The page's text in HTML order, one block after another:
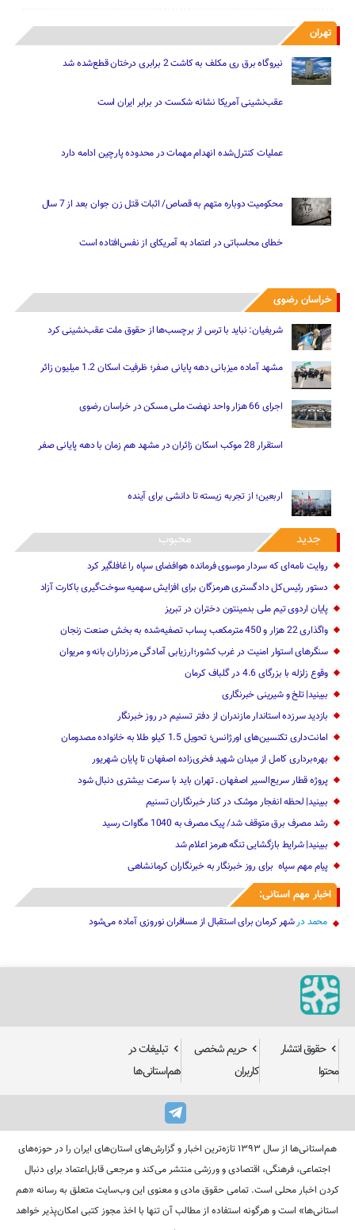
تهران
نیروگاه برق ری مکلف به کاشت 2 برابری درختان قطع‌شده شد
عقب‌نشینی آمریکا نشانه شکست در برابر ایران است
شریفیان: نباید با ترس از برچسب‌ها از حقوق ملت عقب‌نشینی کرد
مشهد آماده میزبانی دهه پایانی صفر؛ ظرفیت اسکان 1.2 میلیون زائر
اجرای 66 هزار واحد نهضت ملی مسکن در خراسان رضوی
استقرار 28 موکب اسکان زائران در مشهد هم زمان با دهه پایانی صفر
اربعین؛ از تجربه زیسته تا دانشی برای آینده
جدید محبوب
روایت نامه‌ای که سردار موسوی فرمانده هوافضای سپاه را غافلگیر کرد
دستور رئیس‌کل دادگستری هرمزگان برای افزایش سهمیه سوخت‌گیری باکارت آزاد
پایان اردوی تیم ملی بدمینتون دختران در تبریز
واگذاری 22 هزار و 450 مترمکعب ‌پساب تصفیه‌شده به بخش صنعت زنجان
سنگرهای استوار امنیت در غرب کشور؛ارزیابی آمادگی مرزداران بانه و مریوان
وقوع زلزله با بزرگای 4.6 در گلباف کرمان
ببینید| تلخ و شیرینی خبرنگاری
بازدید سرزده ‌استاندار مازندران از دفتر تسنیم ‌در روز خبرنگار
امانت‌داری تکنسین‌های اورژانس؛ تحویل 1.5 کیلو طلا به خانواده مصدومان
بهره‌برداری کامل از میدان شهید فخری‌زاده اصفهان تا پایان شهریور
پروژه قطار سریع‌السیر اصفهان ـ تهران باید با سرعت بیشتری دنبال شود
ببینید| لحظه انفجار موشک‌ در کنار خبرنگاران تسنیم
رشد مصرف برق متوقف شد/ پیک مصرف به 1040 مگاوات رسید
ببینید| شرایط بازگشایی تنگه هرمز اعلام شد
پیام مهم ‌سپاه ‌ برای روز خبرنگار ‌به خبرنگاران کرمانشاهی
اخبار مهم استانی:
محمددرشهر کرمان برای استقبال از مسافران نوروزی آماده می‌شود
حقوق انتشار
هم‌استانی‌ها از سال ۱۳۹۳ تازه‌ترین اخبار و گزارش‌های استان‌های ایران را در حوزه‌های
اجتماعی، فرهنگی، اقتصادی و ورزشی منتشر می‌کند و مرجعی قابل‌اعتماد برای دنبال
کردن اخبار محلی است. تمامی حقوق مادی و معنوی این وب‌سایت متعلق به رسانه «هم
استانی‌ها» است و هرگونه استفاده از مطالب آن تنها با اخذ مجوز کتبی امکان‌پذیر خواهد
طراحی و تولیدتابناک وب